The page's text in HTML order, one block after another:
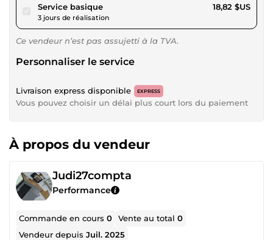
Service basiquepour 17,34 $US
3 jours de réalisation
18,82 $US
Ce vendeur n’est pas assujetti à la TVA.
Personnaliser le service
Livraison express disponible EXPRESS
Vous pouvez choisir un délai plus court lors du paiement
À propos du vendeur
Judi27compta
Performance
Commande en cours0 Vente au total0
Vendeur depuisJuil. 2025